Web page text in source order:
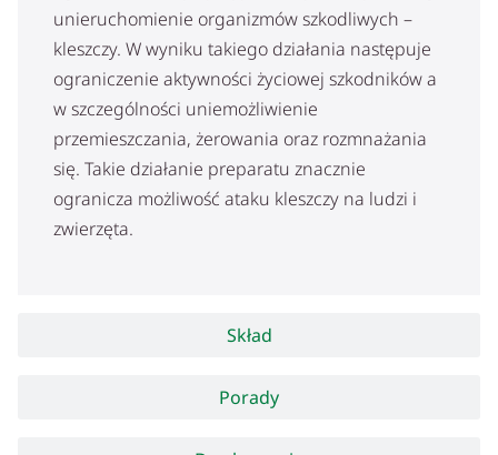
Skład
Porady
unieruchomienie organizmów szkodliwych –
kleszczy. W wyniku takiego działania następuje
ograniczenie aktywności życiowej szkodników a
w szczególności uniemożliwienie
przemieszczania, żerowania oraz rozmnażania
się. Takie działanie preparatu znacznie
ogranicza możliwość ataku kleszczy na ludzi i
zwierzęta.